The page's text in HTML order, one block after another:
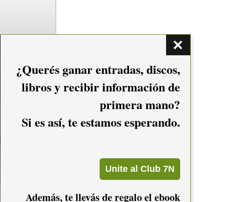
¿Querés ganar entradas, discos,
libros y recibir información de
primera mano?
Si es así, te estamos esperando.
Además, te llevás de regalo el ebook